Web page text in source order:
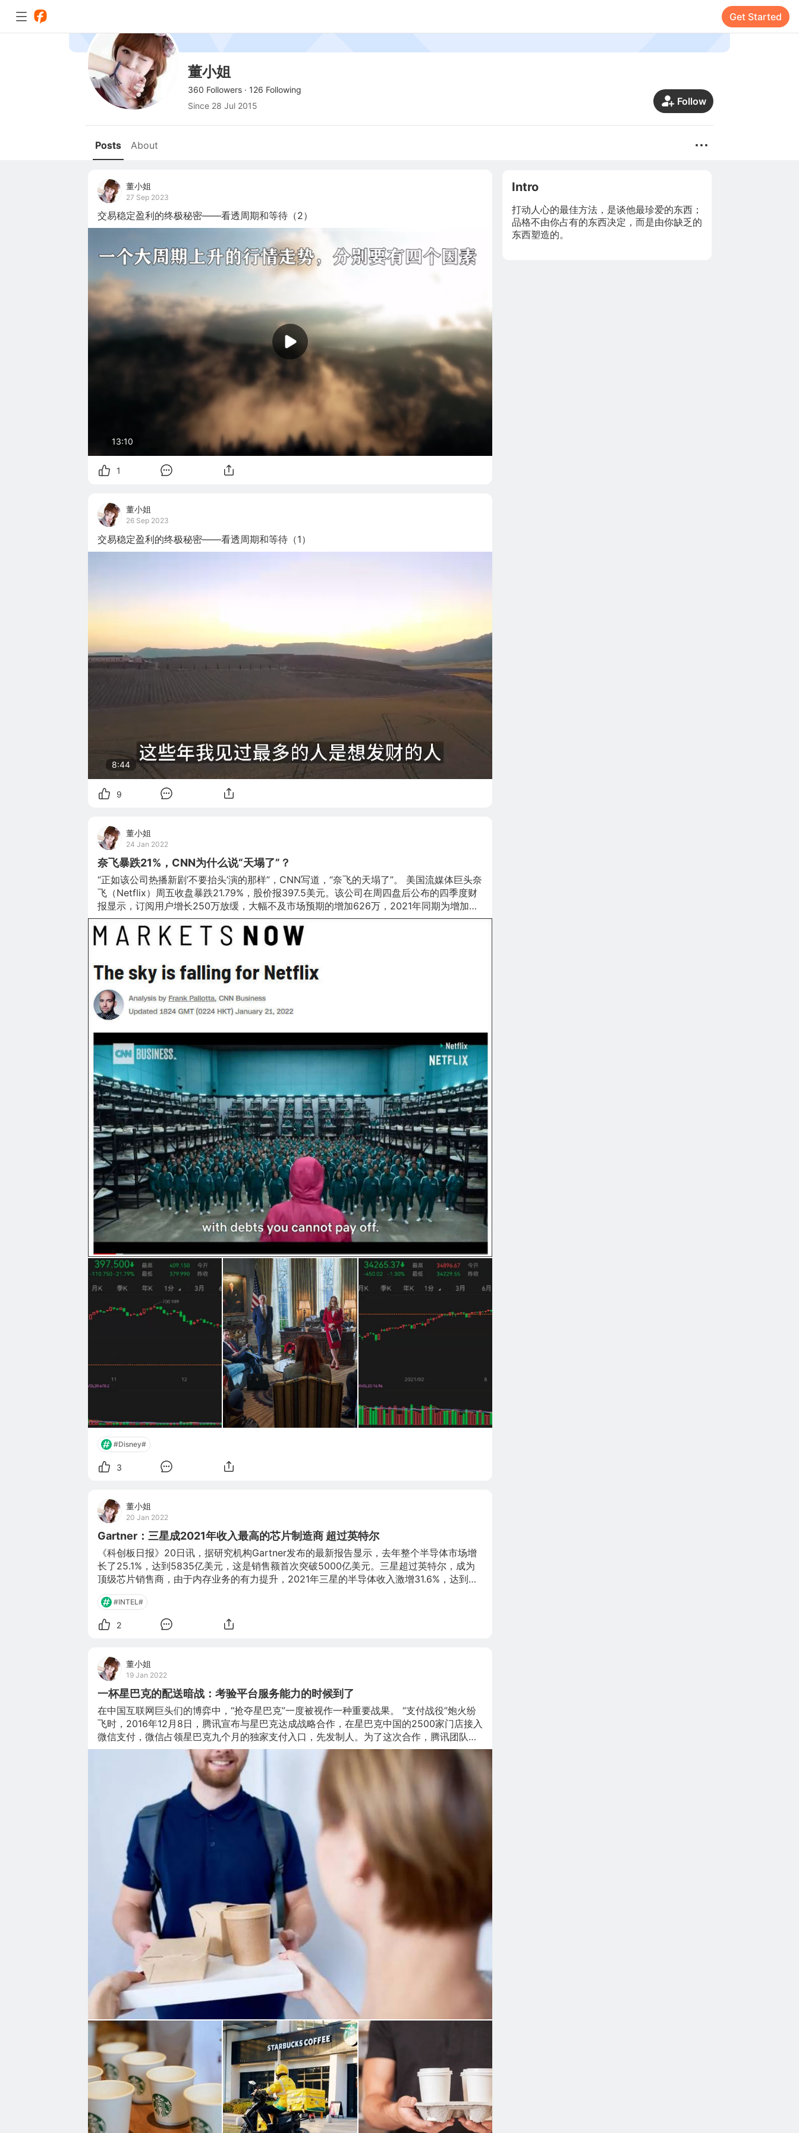
Get Started
董小姐
360 Followers · 126 Following
Since 28 Jul 2015 Follow
Posts About
董小姐
27 Sep 2023
交易稳定盈利的终极秘密——看透周期和等待（2）
13:10
1
董小姐
26 Sep 2023
交易稳定盈利的终极秘密——看透周期和等待（1）
8:43
9
董小姐
24 Jan 2022
奈飞暴跌21%，CNN为什么说“天塌了”？
“正如该公司热播新剧‘不要抬头’演的那样”，CNN写道，“奈飞的天塌了”。 美国流媒体巨头奈
飞（Netflix）周五收盘暴跌21.79%，股价报397.5美元。该公司在周四盘后公布的四季度财
报显示，订阅用户增长250万放缓，大幅不及市场预期的增加626万，2021年同期为增加
398万，多家投行下调其目标股价。 但有市场人士指出，奈飞的收视率指标仍在高位，订阅
用户也仍在增长，目前面临的问题可能主要是“华尔街的事情”。 “自两个月前达到历史高点
后，奈飞的股价已经下跌了41%”，美国有线电视新闻网（CNN）1月21日在报道中写道，“在
#Disney#
3
董小姐
20 Jan 2022
Gartner：三星成2021年收入最高的芯片制造商 超过英特尔
《科创板日报》20日讯，据研究机构Gartner发布的最新报告显示，去年整个半导体市场增
长了25.1%，达到5835亿美元，这是销售额首次突破5000亿美元。三星超过英特尔，成为
顶级芯片销售商，由于内存业务的有力提升，2021年三星的半导体收入激增31.6%，达到
759亿美元。而英特尔的收入下降到第二位，只增长了0.5%，达到731亿美元，销售额在前
25家公司中增长最慢。（该排名以Gartner的初步结果为基础，不包括台积电等代工厂） 文
章来源财联社，版权归原作者所有，如有侵权请联系本人删除。
#INTEL#
2
董小姐
19 Jan 2022
一杯星巴克的配送暗战：考验平台服务能力的时候到了
在中国互联网巨头们的博弈中，“抢夺星巴克”一度被视作一种重要战果。 “支付战役”炮火纷
飞时，2016年12月8日，腾讯宣布与星巴克达成战略合作，在星巴克中国的2500家门店接入
微信支付，微信占领星巴克九个月的独家支付入口，先发制人。为了这次合作，腾讯团队一
年里多次飞到星巴克的西雅图总部和香港谈判，首次把微信入口开放给了一个与自己没有资
本关系的企业。 此后两年，饿了么为吸引星巴克使出浑身解数，高层也有所互动。2018年8
月2日，星巴克宣布与阿里全面合作，其中外卖配送上与饿了么达成3年独家合作。全国30多
个城市的2000家星巴克门店，配有专属星巴克的饿了么外卖骑手。 3年过后，重新选择的星
Intro
打动人心的最佳方法，是谈他最珍爱的东西；
品格不由你占有的东西决定，而是由你缺乏的
东西塑造的。